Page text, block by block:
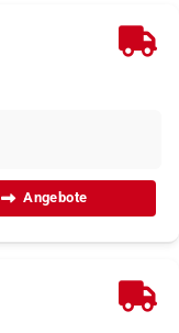
Angebote